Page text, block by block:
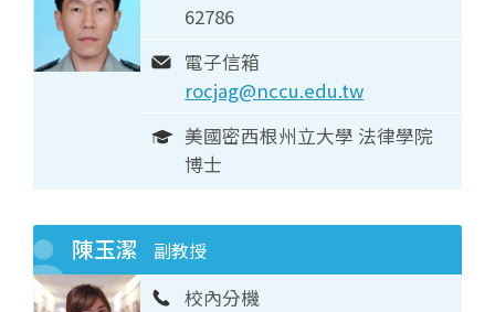
62786
電子信箱
rocjag@nccu.edu.tw
美國密西根州立大學 法律學院
博士
陳玉潔 副教授
校內分機